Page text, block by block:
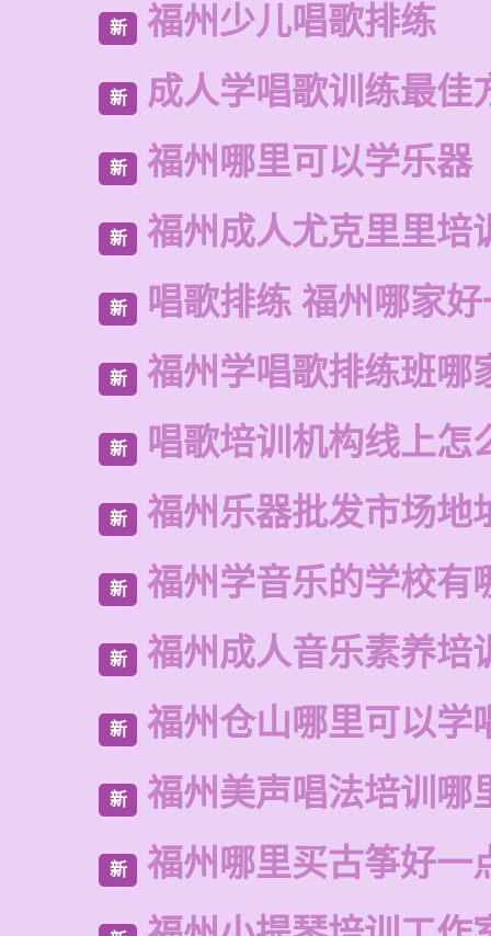
新 福州少儿唱歌排练
新 成人学唱歌训练最佳
新 福州哪里可以学乐器
新 福州成人尤克里里培
新 唱歌排练 福州哪家
新 福州学唱歌排练班哪
新 唱歌培训机构线上怎
新 福州乐器批发市场地
新 福州学音乐的学校有
新 福州成人音乐素养培
新 福州仓山哪里可以学
新 福州美声唱法培训哪
新 福州哪里买古筝好一